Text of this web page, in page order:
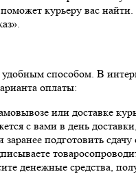
курьеру вас
способом. В
оплаты:
или доставке
с вами в день
заранее подготовить
денежные средства,